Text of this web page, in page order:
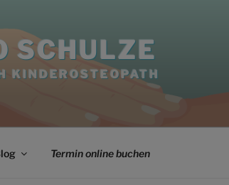
SCHULZE
KINDEROSTEOPATH
Termin online buchen